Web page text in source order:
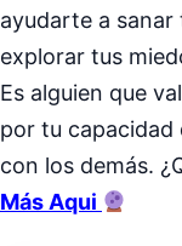
ayudarte a sanar
explorar tus
Es alguien que
por tu
con los demás.
Más Aqui